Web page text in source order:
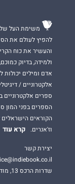
משימת העל של
להפיץ לעולם את
והעשיר את כוח
ולמידה, בדיוק
אדם ומילים
אלקטרוניים /
ספרים
הספרים בפני המון
הקוראים
וז'אנרים.
קרא עוד
יצירת קשר
שדרות הרכס 13, מודיעין